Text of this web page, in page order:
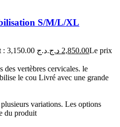
S/M/L/XL
Le prix initial était : 3,150.00 د.ج. 2,850.00 د.ج
Le prix
des vertèbres cervicales. le
le cou Livré avec une grande
variations. Les options
du produit